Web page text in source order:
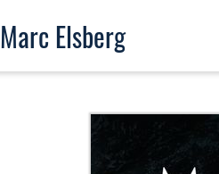
Marc Elsberg